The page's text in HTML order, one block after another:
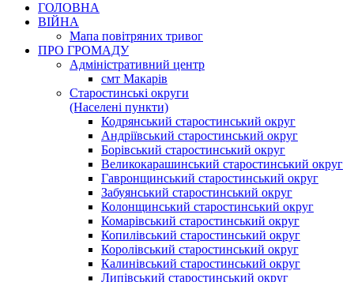
ГОЛОВНА
ВІЙНА
Мапа повітряних тривог
ПРО ГРОМАДУ
Aдміністративний центр
смт Макарів
Старостинські округи
(Населені пункти)
Кодрянський старостинський округ
Андріївський старостинський округ
Борівський старостинський округ
Великокарашинський старостинський округ
Гавронщинський старостинський округ
Забуянський старостинський округ
Колонщинський старостинський округ
Комарівський старостинський округ
Копилівський старостинський округ
Королівський старостинський округ
Калинівський старостинський округ
Липівський старостинський округ